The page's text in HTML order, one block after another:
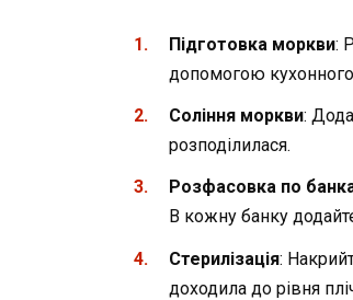
Підготовка моркви:
допомогою
Соління моркви:
розподілилася.
Розфасовка по
В кожну банку
Стерилізація:
доходила до рівня